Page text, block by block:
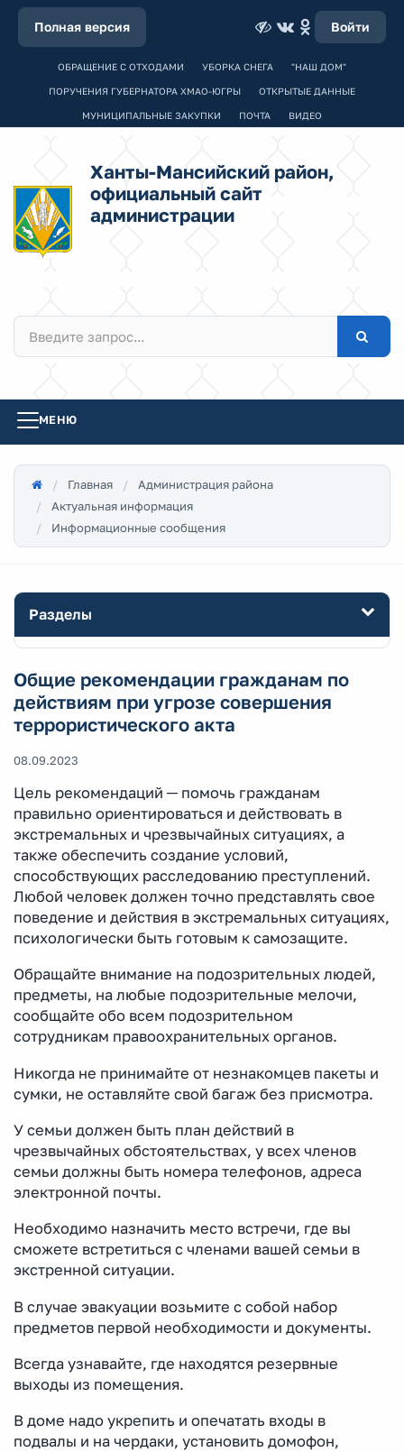
Полная версия Войти
ОБРАЩЕНИЕ С ОТХОДАМИ УБОРКА СНЕГА "НАШ ДОМ"
ПОРУЧЕНИЯ ГУБЕРНАТОРА ХМАО-ЮГРЫ ОТКРЫТЫЕ ДАННЫЕ
МУНИЦИПАЛЬНЫЕ ЗАКУПКИ ПОЧТА ВИДЕО
Ханты-Мансийский район,
официальный сайт
администрации
МЕНЮ
Главная
Администрация района
Актуальная информация
Информационные сообщения
Разделы
Общие рекомендации гражданам по
действиям при угрозе совершения
террористического акта
08.09.2023
Цель рекомендаций ─ помочь гражданам
правильно ориентироваться и действовать в
экстремальных и чрезвычайных ситуациях, а
также обеспечить создание условий,
способствующих расследованию преступлений.
Любой человек должен точно представлять свое
поведение и действия в экстремальных ситуациях,
психологически быть готовым к самозащите.
Обращайте внимание на подозрительных людей,
предметы, на любые подозрительные мелочи,
сообщайте обо всем подозрительном
сотрудникам правоохранительных органов.
Никогда не принимайте от незнакомцев пакеты и
сумки, не оставляйте свой багаж без присмотра.
У семьи должен быть план действий в
чрезвычайных обстоятельствах, у всех членов
семьи должны быть номера телефонов, адреса
электронной почты.
Необходимо назначить место встречи, где вы
сможете встретиться с членами вашей семьи в
экстренной ситуации.
В случае эвакуации возьмите с собой набор
предметов первой необходимости и документы.
Всегда узнавайте, где находятся резервные
выходы из помещения.
В доме надо укрепить и опечатать входы в
подвалы и на чердаки, установить домофон,